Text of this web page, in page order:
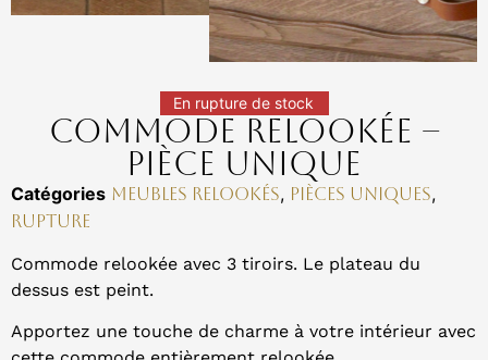
En rupture de stock
Commode relookée –
Pièce unique
Catégories Meubles relookés, Pièces uniques,
Rupture
Commode relookée avec 3 tiroirs. Le plateau du
dessus est peint.
Apportez une touche de charme à votre intérieur avec